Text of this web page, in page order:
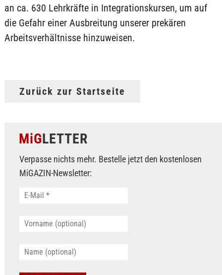
an ca. 630 Lehrkräfte in Integrationskursen, um auf
die Gefahr einer Ausbreitung unserer prekären
Arbeitsverhältnisse hinzuweisen.
Zurück zur Startseite
MiGLETTER
Verpasse nichts mehr. Bestelle jetzt den kostenlosen
MiGAZIN-Newsletter: